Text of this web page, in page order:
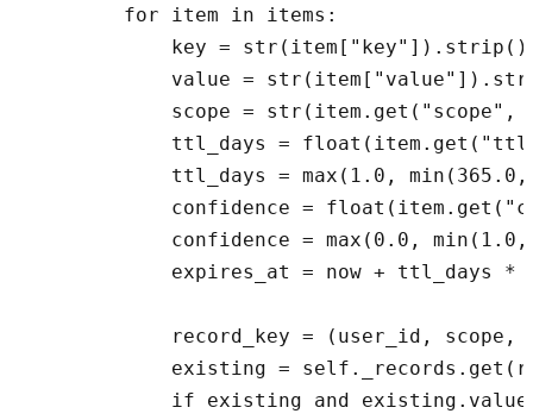
        for item in items:
            key = str(item["key"]).strip()
value =
scope = str(item.get("scope",
ttl_days =
ttl_days = max(1.0,
confidence =
confidence = max(0.0,
expires_at = now + ttl_days *
record_key = (user_id, scope,
existing =
if existing and